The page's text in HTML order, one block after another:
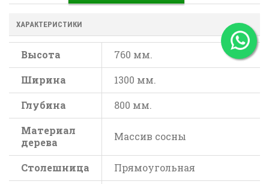
ХАРАКТЕРИСТИКИ
Высота
760 мм.
Ширина
1300 мм.
Глубина
800 мм.
Материал
дерева
Массив сосны
Столешница
Прямоугольная